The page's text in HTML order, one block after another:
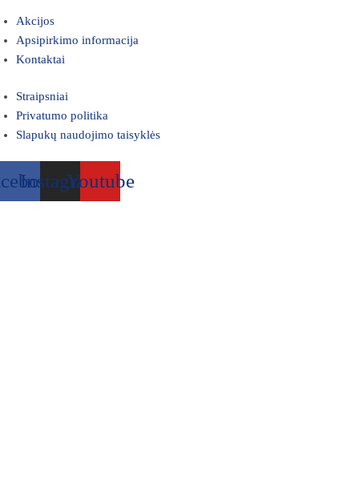
Akcijos
Apsipirkimo informacija
Kontaktai
Straipsniai
Privatumo politika
Slapukų naudojimo taisyklės
InstagramYoutube